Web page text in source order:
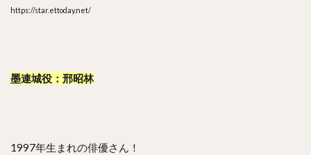
https://star.ettoday.net/
墨連城役：邢昭林
1997年生まれの俳優さん！